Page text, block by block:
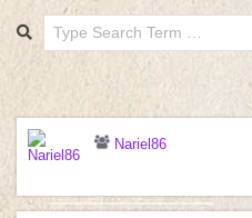
Search
Nariel86